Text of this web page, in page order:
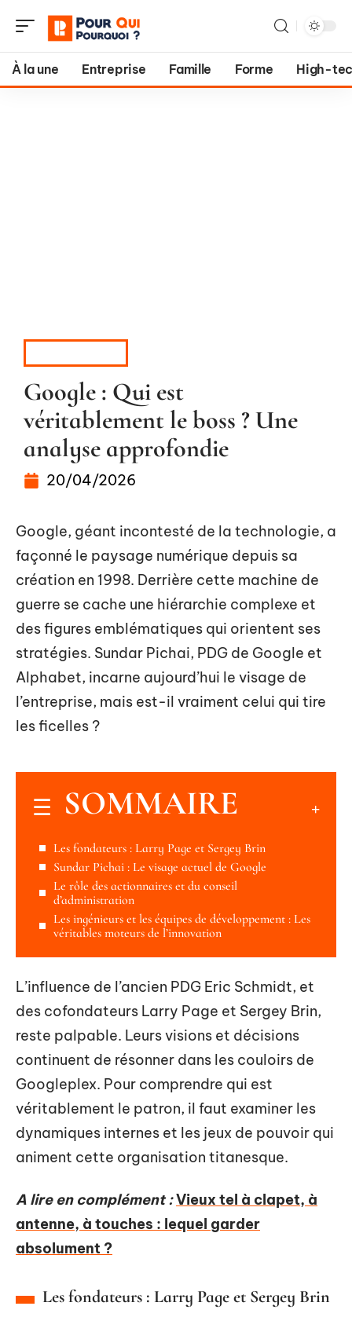
À la une Entreprise Famille Forme High-
Google : Qui est
véritablement le boss ? Une
analyse approfondie
20/04/2026
Google, géant incontesté de la technologie, a
façonné le paysage numérique depuis sa
création en 1998. Derrière cette machine de
guerre se cache une hiérarchie complexe et
des figures emblématiques qui orientent ses
stratégies. Sundar Pichai, PDG de Google et
Alphabet, incarne aujourd’hui le visage de
l’entreprise, mais est-il vraiment celui qui tire
les ficelles ?
SOMMAIRE
Les fondateurs : Larry Page et Sergey Brin
Sundar Pichai : Le visage actuel de Google
Le rôle des actionnaires et du conseil
d’administration
Les ingénieurs et les équipes de développement : Les
véritables moteurs de l’innovation
L’influence de l’ancien PDG Eric Schmidt, et
des cofondateurs Larry Page et Sergey Brin,
reste palpable. Leurs visions et décisions
continuent de résonner dans les couloirs de
Googleplex. Pour comprendre qui est
véritablement le patron, il faut examiner les
dynamiques internes et les jeux de pouvoir qui
animent cette organisation titanesque.
A lire en complément :Vieux tel à clapet, à
antenne, à touches : lequel garder
absolument ?
Les fondateurs : Larry Page et Sergey Brin